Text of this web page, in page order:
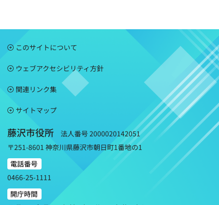
このサイトについて
ウェブアクセシビリティ方針
関連リンク集
サイトマップ
藤沢市役所
法人番号 2000020142051
〒251-8601 神奈川県藤沢市朝日町1番地の1
電話番号
0466-25-1111
開庁時間